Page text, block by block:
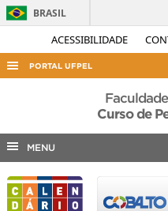
ACESSIBILIDADE
BRASIL
PORTAL UFPEL
ACESSO À INFORMAÇÃO
COBALTO
EDITAIS
Curso de
MENU